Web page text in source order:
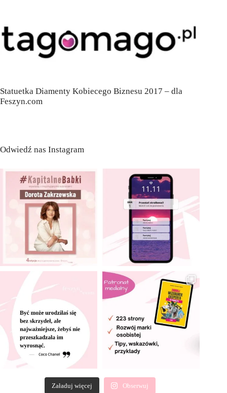
Statuetka Diamenty Kobiecego Biznesu 2017 – dla
Feszyn.com
Odwiedź nas Instagram
Załaduj więcej Obserwuj